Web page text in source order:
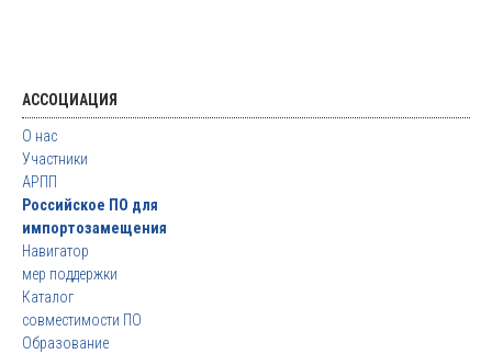
АССОЦИАЦИЯ
О нас
Участники
АРПП
Российское ПО для
импортозамещения
Навигатор
мер поддержки
Каталог
совместимости ПО
Образование